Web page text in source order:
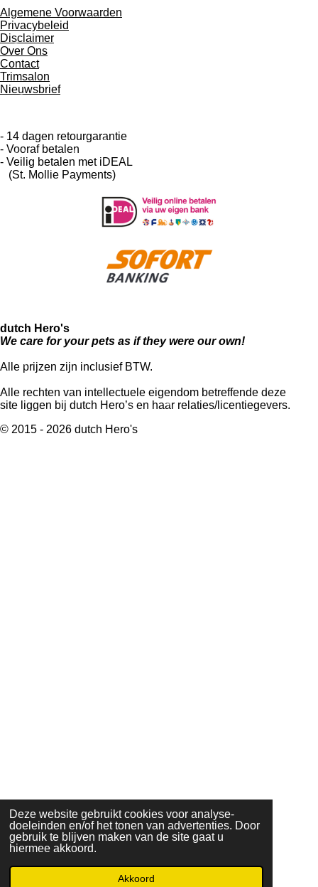
Deze website gebruikt cookies voor analyse-
doeleinden en/of het tonen van advertenties. Door
gebruik te blijven maken van de site gaat u
hiermee akkoord.
Akkoord
Algemene Voorwaarden
Privacybeleid
Disclaimer
Over Ons
Contact
Trimsalon
Nieuwsbrief
- 14 dagen retourgarantie
- Vooraf betalen
- Veilig betalen met iDEAL
(St. Mollie Payments)
dutch Hero's
We care for your pets as if they were our own!
Alle prijzen zijn inclusief BTW.
Alle rechten van intellectuele eigendom betreffende deze
site liggen bij dutch Hero’s en haar relaties/licentiegevers.
© 2015 - 2026 dutch Hero's